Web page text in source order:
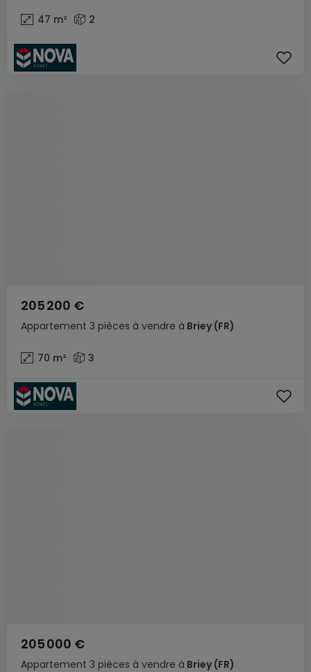
47 m² 2
Appartement 3 pièces à vendre à Briey (FR)
205 200 €
70 m² 3
Appartement 3 pièces à vendre à Briey (FR)
205 000 €